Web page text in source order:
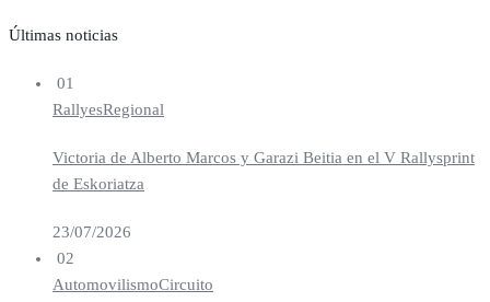
Últimas noticias
01
RallyesRegional
Victoria de Alberto Marcos y Garazi Beitia en el V Rallysprint
de Eskoriatza
23/07/2026
02
AutomovilismoCircuito